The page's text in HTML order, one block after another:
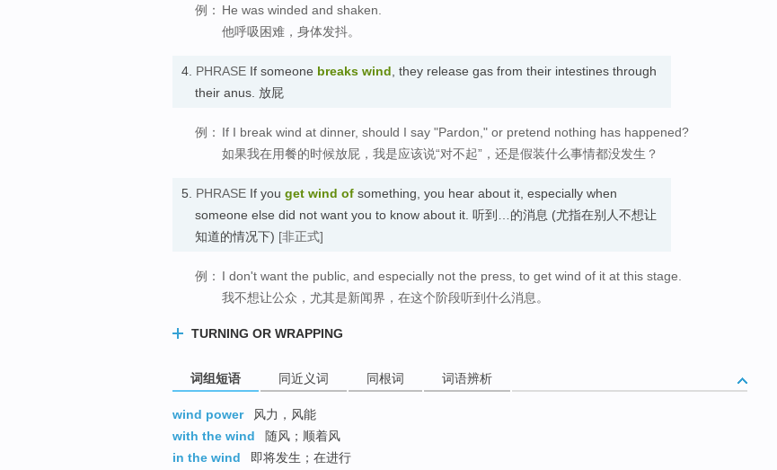
例： He was winded and shaken.
他呼吸困难，身体发抖。
4. PHRASE If someone breaks wind , they release gas from their intestines through
their anus. 放屁
例： If I break wind at dinner, should I say "Pardon," or pretend nothing has happened?
如果我在用餐的时候放屁，我是应该说“对不起”，还是假装什么事情都没发生？
5. PHRASE If you get wind of something, you hear about it, especially when
someone else did not want you to know about it. 听到…的消息 (尤指在别人不想让
知道的情况下) [非正式]
例： I don't want the public, and especially not the press, to get wind of it at this stage.
我不想让公众，尤其是新闻界，在这个阶段听到什么消息。
TURNING OR WRAPPING
词组短语 同近义词 同根词 词语辨析
wind power
风力，风能
with the wind
随风；顺着风
in the wind
即将发生；在进行